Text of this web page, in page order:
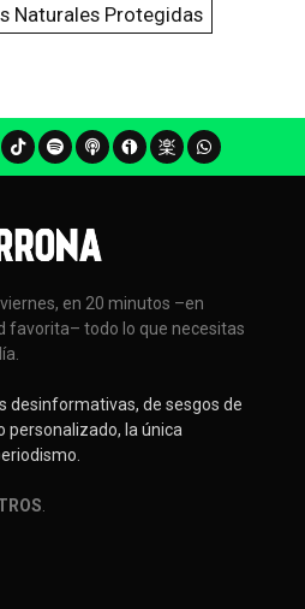
Naturales Protegidas
en 20 minutos –en
favorita– todo lo que necesitas
desinformativas, de sesgos de
personalizado, la única